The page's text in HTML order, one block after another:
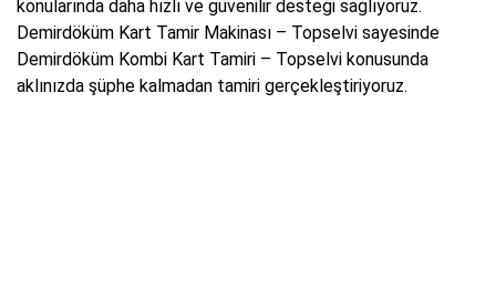
konularında daha hızlı ve güvenilir desteği sağlıyoruz.
Demirdöküm Kart Tamir Makinası – Topselvi sayesinde
Demirdöküm Kombi Kart Tamiri – Topselvi konusunda
aklınızda şüphe kalmadan tamiri gerçekleştiriyoruz.